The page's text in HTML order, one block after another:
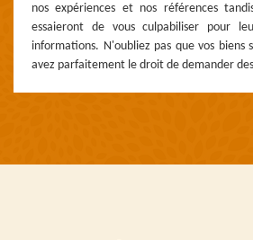
nos expériences et nos références
essaieront de vous culpabiliser pour
informations. N'oubliez pas que vos biens
avez parfaitement le droit de demander